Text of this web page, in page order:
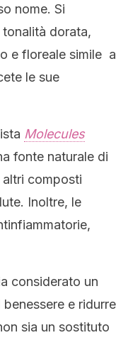
nome. Si
dorata,
e floreale simile a
le sue
Molecules
fonte naturale di
composti
Inoltre, le
considerato un
e ridurre
sia un sostituto